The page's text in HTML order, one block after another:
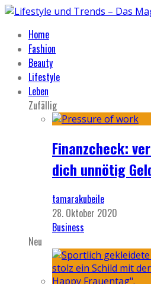
Home
Fashion
Beauty
Lifestyle
Leben
Zufällig
Finanzcheck:
dich unnötig
tamarakubeile
28. Oktober 2020
Business
Neu